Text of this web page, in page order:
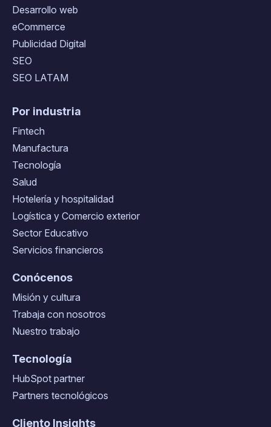
Desarrollo web
eCommerce
Publicidad Digital
SEO
SEO LATAM
Por industria
Fintech
Manufactura
Tecnología
Salud
Hotelería y hospitalidad
Logística y Comercio exterior
Sector Educativo
Servicios financieros
Conócenos
Misión y cultura
Trabaja con nosotros
Nuestro trabajo
Tecnología
HubSpot partner
Partners tecnológicos
Cliento Insights